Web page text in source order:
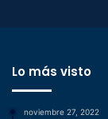
Lo más visto
noviembre 27, 2022